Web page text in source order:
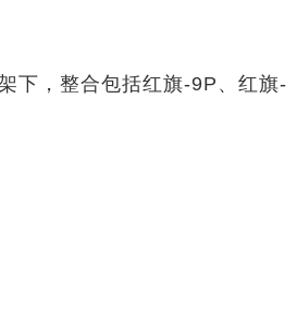
下，整合包括红旗-9P、红旗-